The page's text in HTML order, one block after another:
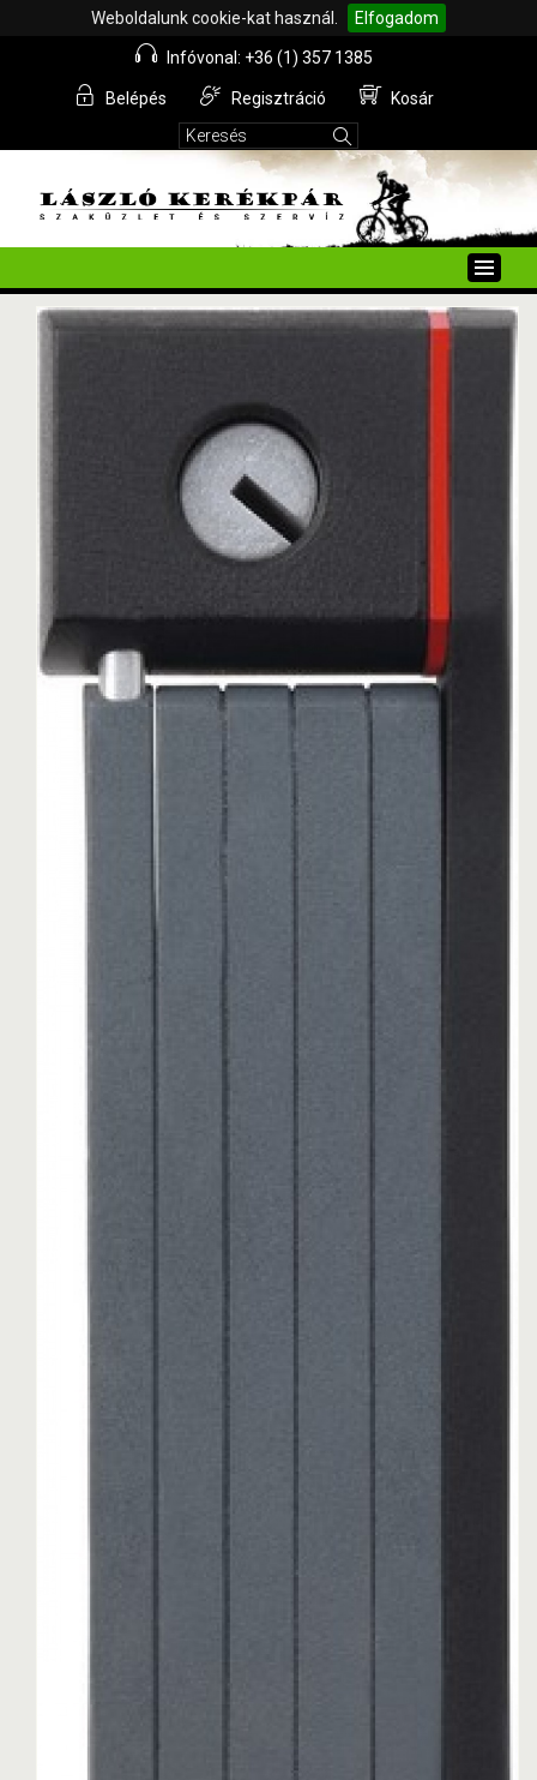
Weboldalunk cookie-kat használ. Elfogadom
Infóvonal: +36 (1) 357 1385
Belépés Regisztráció Kosár
Toggle